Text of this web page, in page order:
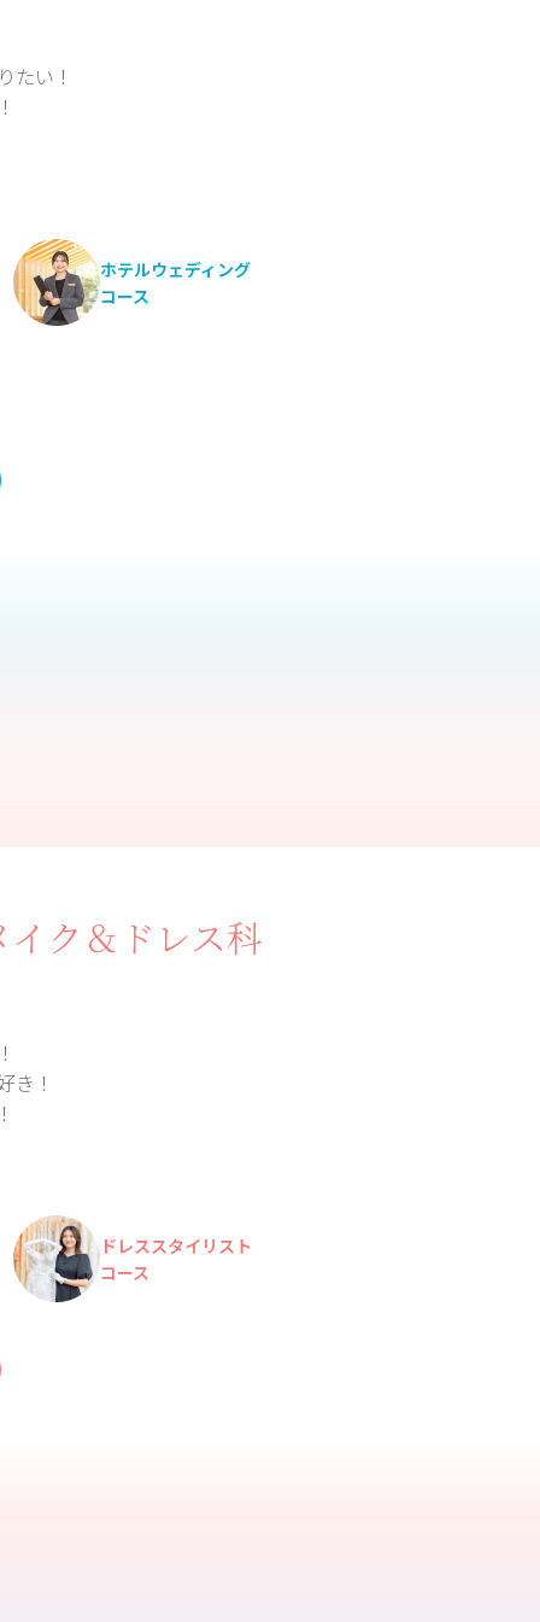
たい！
ホテルウェディング
コース
ク＆ ドレス科
き！
ドレススタイリスト
コース